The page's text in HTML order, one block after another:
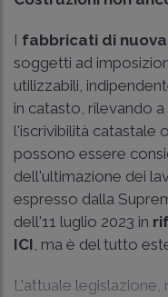
I fabbricati di
soggetti ad
utilizzabili,
in catasto, rilevando
l'iscrivibilità catastale
possono essere
dell'ultimazione dei
espresso dalla
dell'11 luglio 2023 in
ICI , ma è del tutto
L'attuale legislazione,